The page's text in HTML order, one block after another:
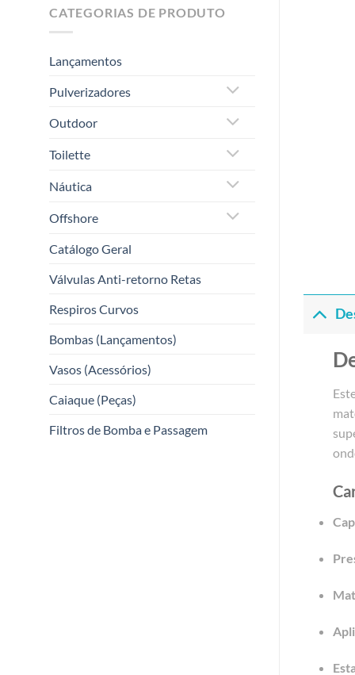
CATEGORIAS DE PRODUTO
Lançamentos
Pulverizadores
Outdoor
Toilette
Náutica
Offshore
Catálogo Geral
Válvulas Anti-retorno Retas
Respiros Curvos
Bombas (Lançamentos)
Vasos (Acessórios)
Caiaque (Peças)
Filtros de Bomba e Passagem